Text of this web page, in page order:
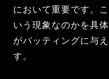
において重要です。
いう現象なのかを具
がバッティングに与
す。